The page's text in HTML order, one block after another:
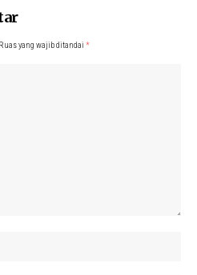
Ruas yang wajib ditandai *